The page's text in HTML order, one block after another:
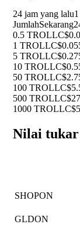
24 jam yang lalu
JumlahSekarang
0.5 TROLL
1 TROLL
5 TROLL
10 TROLL
50 TROLL
100 TROLL
500 TROLL
1000 TROLL
Nilai
SHOPON
GLDON